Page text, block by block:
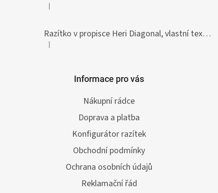
Hodnocení produktu je 5 z 5 hvězdiček.
|
Razítko v propisce Heri Diagonal, vlastní text 33 x 8,7 mm
Hodnocení produktu je 5 z 5 hvězdiček.
|
Informace pro vás
Nákupní rádce
Doprava a platba
Konfigurátor razítek
Obchodní podmínky
Ochrana osobních údajů
Reklamační řád